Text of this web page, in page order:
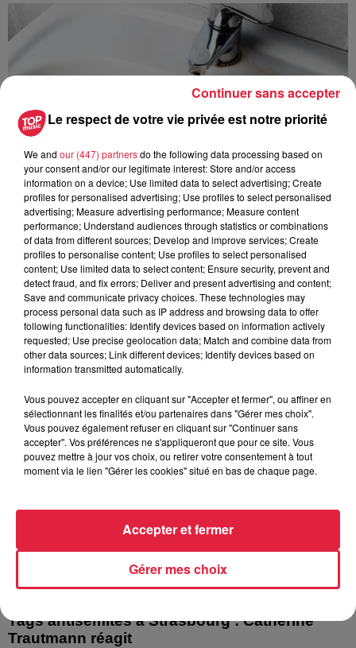
À Hoerdt, de l’eau brune sort des robinets
Depuis plusieurs jours, des habitants de Hoerdt ont vu de
l’eau brune s’écouler de leurs robinets. Face aux
nombreuses interrogations, la municipalité a pris...
Tags antisémites à Strasbourg : Catherine
Trautmann réagit
Le respect de votre vie privée est notre priorité
We and our (447) partnersdo the following data processing based on
your consent and/or our legitimate interest: Store and/or access
information on a device; Use limited data to select advertising; Create
profiles for personalised advertising; Use profiles to select personalised
advertising; Measure advertising performance; Measure content
performance; Understand audiences through statistics or combinations
of data from different sources; Develop and improve services; Create
profiles to personalise content; Use profiles to select personalised
content; Use limited data to select content; Ensure security, prevent and
detect fraud, and fix errors; Deliver and present advertising and content;
Save and communicate privacy choices. These technologies may
process personal data such as IP address and browsing data to offer
following functionalities: Identify devices based on information actively
requested; Use precise geolocation data; Match and combine data from
other data sources; Link different devices; Identify devices based on
information transmitted automatically.
Vous pouvez accepter en cliquant sur "Accepter et fermer", ou affiner en
sélectionnant les finalités et/ou partenaires dans "Gérer mes choix".
Vous pouvez également refuser en cliquant sur "Continuer sans
accepter". Vos préférences ne s'appliqueront que pour ce site. Vous
pouvez mettre à jour vos choix, ou retirer votre consentement à tout
moment via le lien "Gérer les cookies" situé en bas de chaque page.
Gérer mes choix
Accepter et fermer
Continuer sans accepter